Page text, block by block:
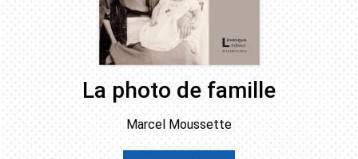
La photo de famille
Marcel Moussette